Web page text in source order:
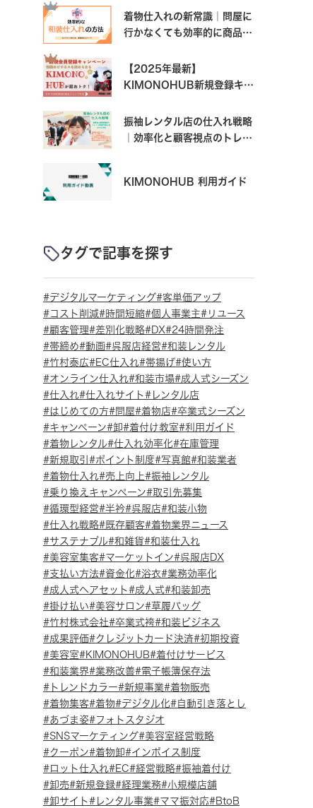
着物仕入れの新常識｜問屋に
行かなくても効率的に商品を
【2025年最新】
KIMONOHUB新規登録キャ
ぐ使える1,000円OFF+500
ポイントの受け取り方
振袖レンタル店の仕入れ戦略
｜効率化と顧客視点のトレン
KIMONOHUB 利用ガイド
タグで記事を探す
デジタルマーケティング
客単価アップ
コスト削減
時間短縮 個人事業主
リユース
顧客管理
差別化戦略 DX
24時間発注
帯締め
動画 呉服店経営
和装レンタル
竹村泰広
EC仕入れ 帯揚げ
使い方
オンライン仕入れ
和装市場
成人式シーズン
仕入れ
仕入れサイト
レンタル店
はじめての方
問屋 着物店
卒業式シーズン
キャンペーン
卸 着付け教室
利用ガイド
着物レンタル
仕入れ効率化
在庫管理
新規取引
ポイント制度 写真館
和装業者
着物仕入れ
売上向上
振袖レンタル
乗り換えキャンペーン
取引先募集
循環型経営
半衿 呉服店
和装小物
仕入れ戦略
既存顧客
着物業界ニュース
サステナブル
和雑貨
和装仕入れ
美容室集客
マーケットイン
呉服店DX
支払い方法
資金化 浴衣
業務効率化
成人式ヘアセット
成人式
和装卸売
掛け払い
美容サロン
草履バッグ
竹村株式会社
卒業式袴
和装ビジネス
成果評価
クレジットカード決済
初期投資
美容室
KIMONOHUB
着付けサービス
和装業界
業務改善
電子帳簿保存法
トレンドカラー
新規事業
着物販売
着物集客
着物 デジタル化
自動引き落とし
あづま姿
フォトスタジオ
SNSマーケティング
美容室経営戦略
クーポン
着物卸
インボイス制度
ロット仕入れ
EC 経営戦略
振袖着付け
卸売
新規登録 経理業務
小規模店舗
卸サイト
レンタル事業 ママ振対応
BtoB